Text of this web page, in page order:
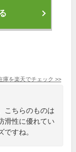
庫を楽天でチェック >>
こちらのものは
滑性に優れてい
すね。